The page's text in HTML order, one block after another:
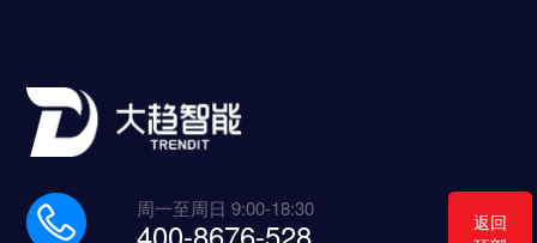
周一至周日 9:00-18:30
返回